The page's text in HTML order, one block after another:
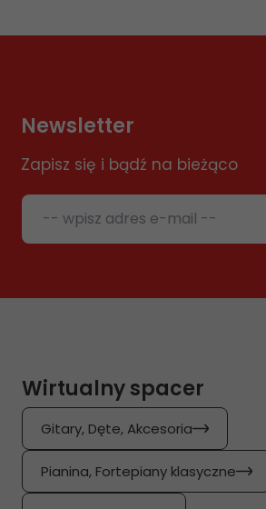
Newsletter
Zapisz się i bądź na bieżąco
-- wpisz adres e-mail --
Wirtualny spacer
Gitary, Dęte, Akcesoria
Pianina, Fortepiany klasyczne